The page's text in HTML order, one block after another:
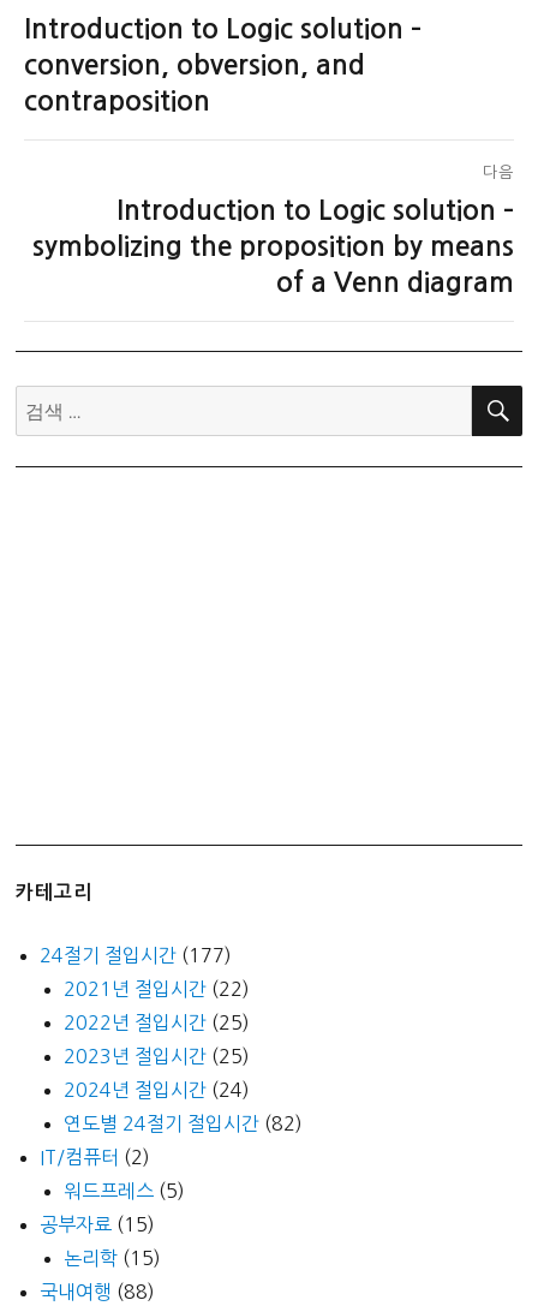
탐
색
이
전
글:
Introduction to Logic solution –
conversion, obversion, and
contraposition
다음
음
Introduction to Logic solution –
symbolizing the proposition by means
of a Venn diagram
검
색:
검
카테고리
24절기 절입시간 (177)
2021년 절입시간 (22)
2022년 절입시간 (25)
2023년 절입시간 (25)
2024년 절입시간 (24)
연도별 24절기 절입시간 (82)
IT/컴퓨터 (2)
워드프레스 (5)
공부자료 (15)
논리학 (15)
국내여행 (88)